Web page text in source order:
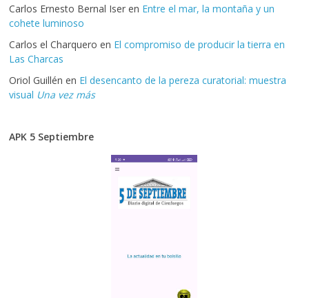
Carlos Ernesto Bernal Iser en Entre el mar, la montaña y un
cohete luminoso
Carlos el Charquero en El compromiso de producir la tierra en
Las Charcas
Oriol Guillén en El desencanto de la pereza curatorial: muestra
visual Una vez más
APK 5 Septiembre